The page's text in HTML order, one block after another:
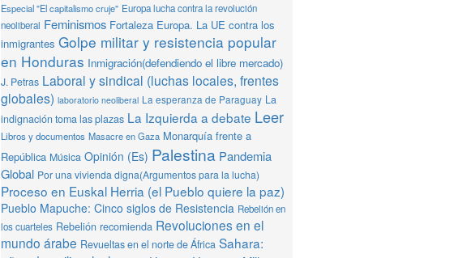
Especial "El capitalismo cruje" Europa lucha contra la revolución
neoliberal Feminismos Fortaleza Europa. La UE contra los
inmigrantes Golpe militar y resistencia popular
en Honduras Inmigración(defendiendo el libre mercado)
J. Petras Laboral y sindical (luchas locales, frentes
globales) laboratorio neoliberal La esperanza de Paraguay La
indignación toma las plazas La Izquierda a debate Leer
Libros y documentos Masacre en Gaza Monarquía frente a
República Música Opinión (Es) Palestina Pandemia
Global Por una vivienda digna(Argumentos para la lucha)
Proceso en Euskal Herria (el Pueblo quiere la paz)
Pueblo Mapuche: Cinco siglos de Resistencia Rebelión en
los cuarteles Rebelión recomienda Revoluciones en el
mundo árabe Revueltas en el norte de África Sahara: